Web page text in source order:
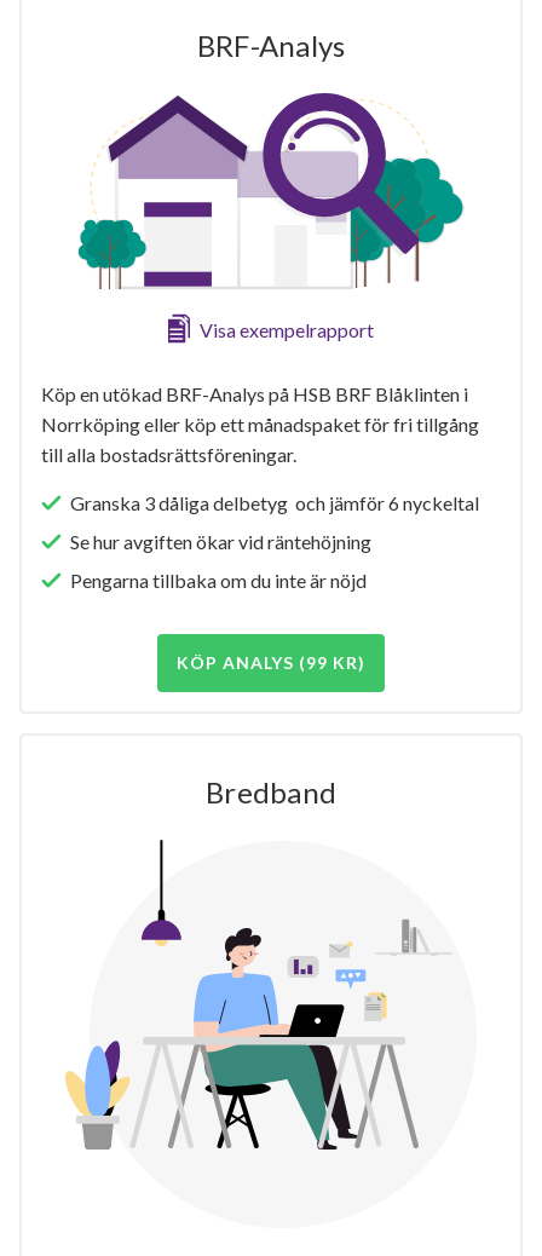
BRF-Analys
Visa exempelrapport
Köp en utökad BRF-Analys på HSB BRF Blåklinten i
Norrköping eller köp ett månadspaket för fri tillgång
till alla bostadsrättsföreningar.
Granska 3 dåliga delbetyg och jämför 6 nyckeltal
Se hur avgiften ökar vid räntehöjning
Pengarna tillbaka om du inte är nöjd
KÖP ANALYS (99 KR)
Bredband